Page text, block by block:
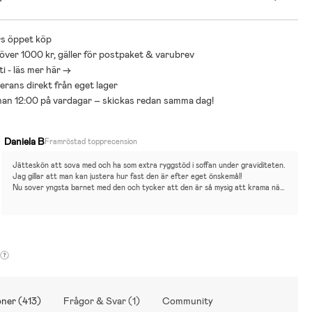
kan tvättas i tvättmaskin
mage, rygg och bäcken
medföljer.
längd och fasthet kan anpassas med små fästen, ”Pebbles” som
Pebbles i andra färger säljs separat.
premiumval 2026 av Bäst-i-test.se inom kategorin Gravidkudde.
öppet köp
1000 kr, gäller för postpaket & varubrev
- läs mer här ->
direkt från eget lager
12:00 på vardagar – skickas redan samma dag!
Daniela BFramröstad topprecension
Jätteskön att sova med och ha som extra ryggstöd i soffan under graviditeten.
Jag gillar att man kan justera hur fast den är efter eget önskemål!
Nu sover yngsta barnet med den och tycker att den är så mysig att krama när
(413) Frågor & Svar (1) Community